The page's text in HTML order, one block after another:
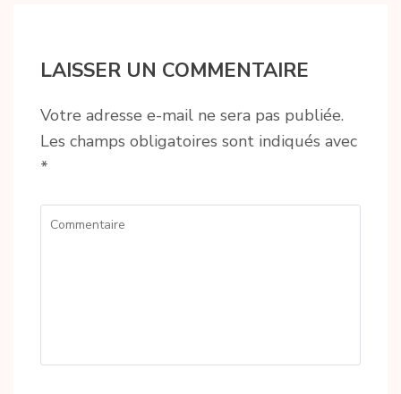
LAISSER UN COMMENTAIRE
Votre adresse e-mail ne sera pas publiée.
Les champs obligatoires sont indiqués avec
*
Commentaire